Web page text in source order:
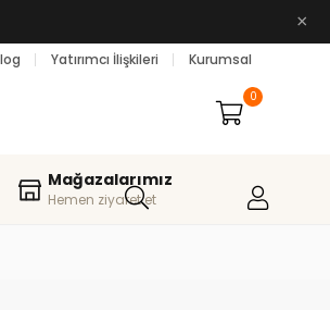
×
Yatırımcı İlişkileri Kurumsal
0
Mağazalarımız
Hemen ziyaret et